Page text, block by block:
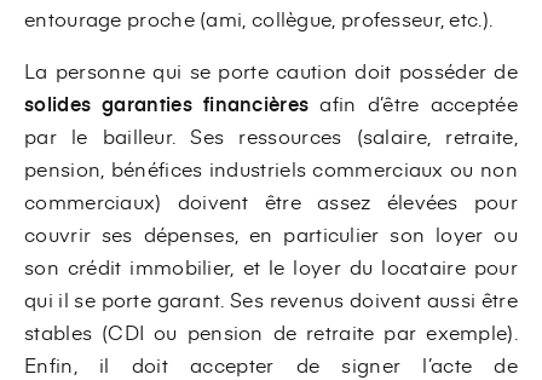
entourage proche (ami, collègue, professeur, etc.).
La personne qui se porte caution doit posséder de
solides garanties financières afin d’être acceptée
par le bailleur. Ses ressources (salaire, retraite,
pension, bénéfices industriels commerciaux ou non
commerciaux) doivent être assez élevées pour
couvrir ses dépenses, en particulier son loyer ou
son crédit immobilier, et le loyer du locataire pour
qui il se porte garant. Ses revenus doivent aussi être
stables (CDI ou pension de retraite par exemple).
Enfin, il doit accepter de signer l’acte de